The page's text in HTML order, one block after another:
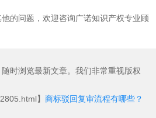
的问题，欢迎咨询广诺知识产权专业顾
时浏览最新文章。我们非常重视版权
】 商标驳回复审流程有哪些？